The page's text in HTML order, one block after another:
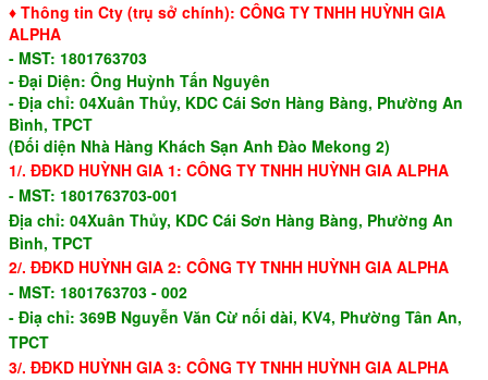
♦ Thông tin Cty (trụ sở chính): CÔNG TY TNHH HUỲNH GIA
ALPHA
- MST: 1801763703
- Đại Diện: Ông Huỳnh Tấn Nguyên
- Địa chỉ: 04Xuân Thủy, KDC Cái Sơn Hàng Bàng, Phường An
Bình, TPCT
(Đối diện Nhà Hàng Khách Sạn Anh Đào Mekong 2)
1/. ĐĐKD HUỲNH GIA 1: CÔNG TY TNHH HUỲNH GIA ALPHA
- MST: 1801763703-001
Địa chỉ: 04Xuân Thủy, KDC Cái Sơn Hàng Bàng, Phường An
Bình, TPCT
2/. ĐĐKD HUỲNH GIA 2: CÔNG TY TNHH HUỲNH GIA ALPHA
- MST: 1801763703 - 002
- Điạ chỉ: 369B Nguyễn Văn Cừ nối dài, KV4, Phường Tân An,
TPCT
3/. ĐĐKD HUỲNH GIA 3: CÔNG TY TNHH HUỲNH GIA ALPHA